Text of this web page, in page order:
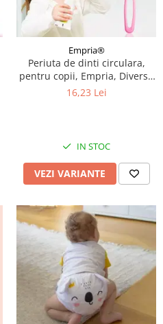
Empria®
Periuta de dinti circulara,
pentru copii, Empria, Diverse
culori
16,23 Lei
IN STOC
VEZI VARIANTE